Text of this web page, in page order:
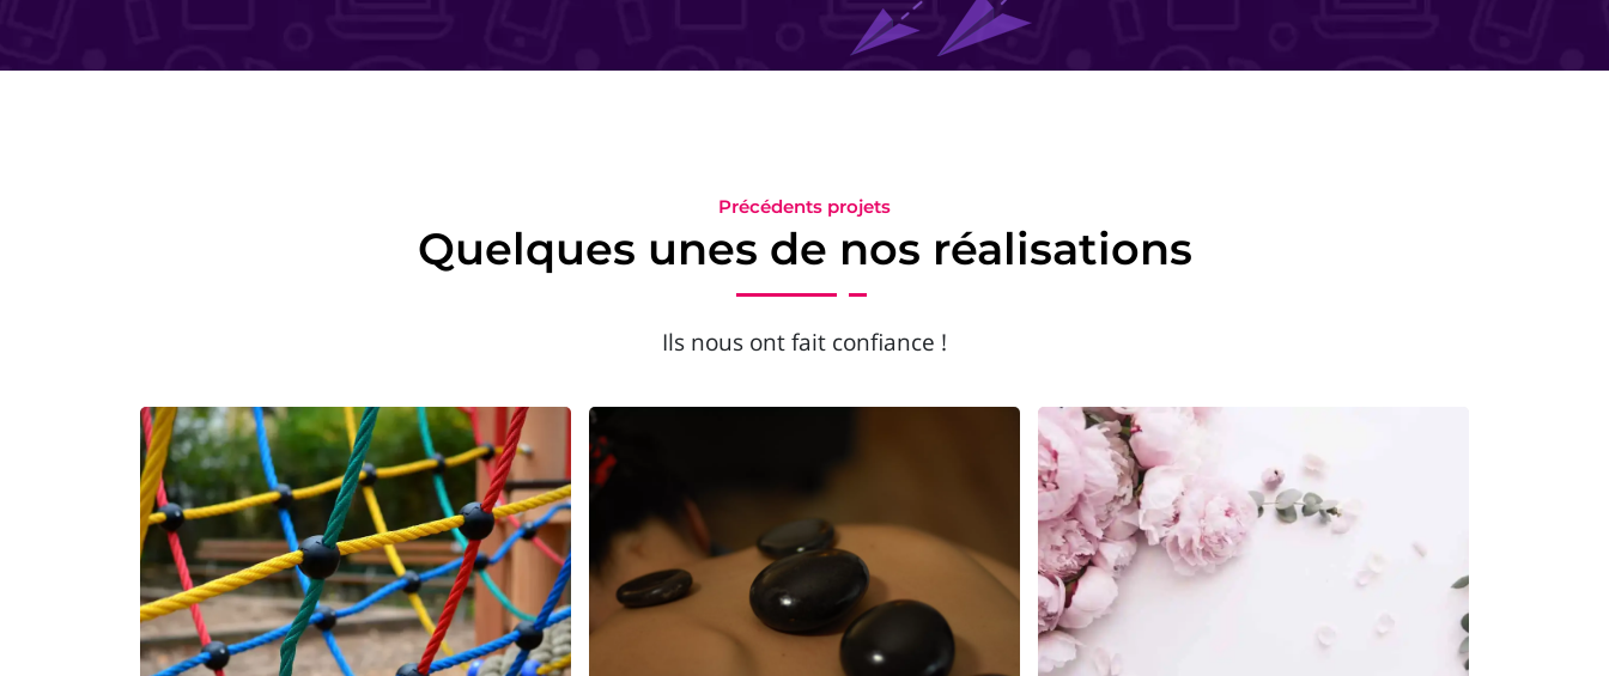
Précédents projets
Quelques unes de nos réalisations
Ils nous ont fait confiance !